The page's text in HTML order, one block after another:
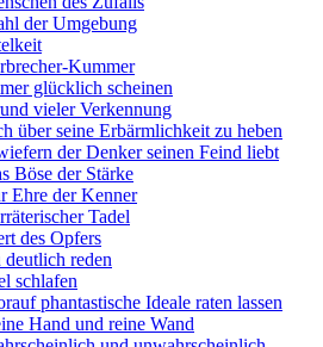
der Umgebung
Kummer
glücklich scheinen
vieler Verkennung
über seine Erbärmlichkeit zu heben
der Denker seinen Feind liebt
Böse der Stärke
Ehre der Kenner
Tadel
des Opfers
reden
schlafen
phantastische Ideale raten lassen
Hand und reine Wand